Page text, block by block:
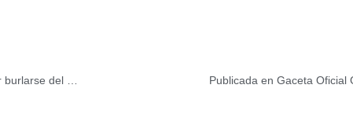
Publicada en Gaceta Oficial